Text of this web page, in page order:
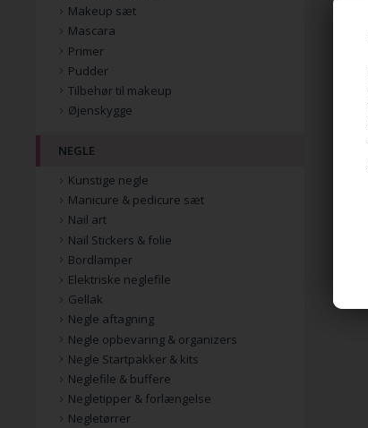
Makeup sæt
Mascara
Primer
Pudder
Tilbehør til makeup
Øjenskygge
NEGLE
Kunstige negle
Manicure & pedicure sæt
Nail art
Nail Stickers & folie
Bordlamper
Elektriske neglefile
Gellak
Negle aftagning
Negle opbevaring & organizers
Negle Startpakker & kits
Neglefile & buffere
Negletipper & forlængelse
Negletørrer